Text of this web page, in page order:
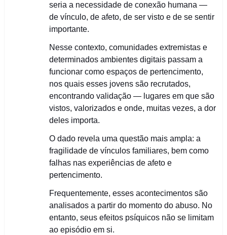
seria a necessidade de conexão humana —
de vínculo, de afeto, de ser visto e de se sentir
importante.
Nesse contexto, comunidades extremistas e
determinados ambientes digitais passam a
funcionar como espaços de pertencimento,
nos quais esses jovens são recrutados,
encontrando validação — lugares em que são
vistos, valorizados e onde, muitas vezes, a dor
deles importa.
O dado revela uma questão mais ampla: a
fragilidade de vínculos familiares, bem como
falhas nas experiências de afeto e
pertencimento.
Frequentemente, esses acontecimentos são
analisados a partir do momento do abuso. No
entanto, seus efeitos psíquicos não se limitam
ao episódio em si.